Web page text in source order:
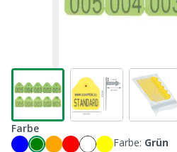
Farbe
Farbe: Grün